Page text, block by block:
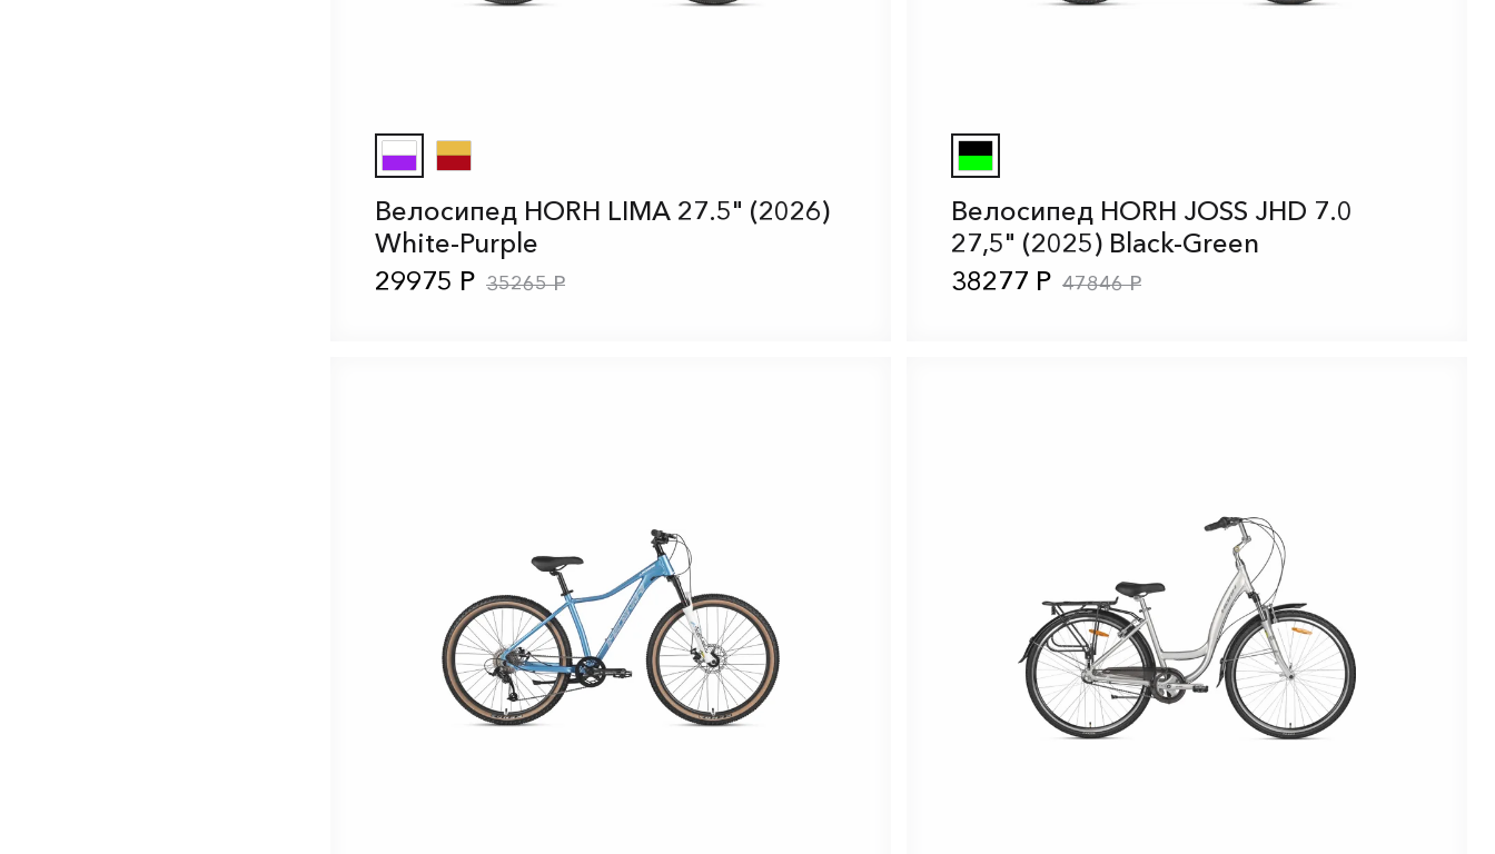
Велосипед HORH LIMA 27.5" (2026)
White-Purple
29975 Р 35265 Р
Велосипед HORH JOSS JHD 7.0
27,5" (2025) Black-Green
38277 Р 47846 Р